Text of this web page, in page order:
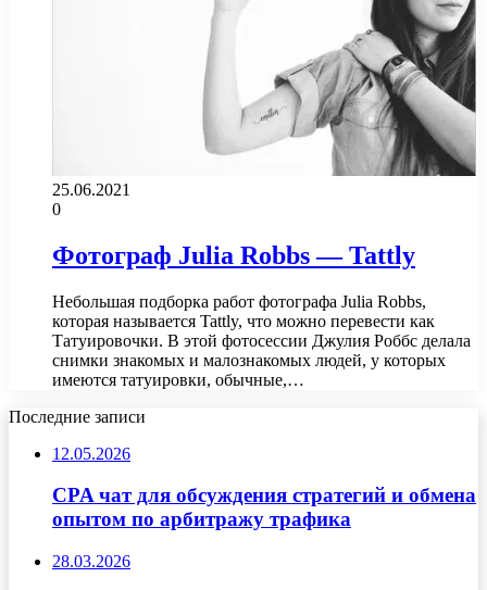
25.06.2021
0
Фотограф Julia Robbs — Tattly
Небольшая подборка работ фотографа Julia Robbs,
которая называется Tattly, что можно перевести как
Татуировочки. В этой фотосессии Джулия Роббс делала
снимки знакомых и малознакомых людей, у которых
имеются татуировки, обычные,…
Последние записи
12.05.2026
CPA чат для обсуждения стратегий и обмена
опытом по арбитражу трафика
28.03.2026